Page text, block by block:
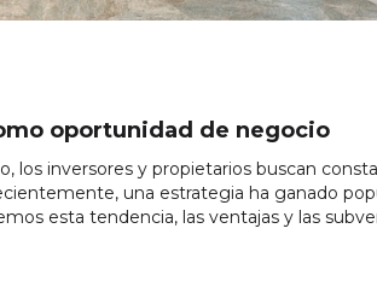
oportunidad de negocio
los inversores y propietarios buscan
una estrategia ha ganado
esta tendencia, las ventajas y las